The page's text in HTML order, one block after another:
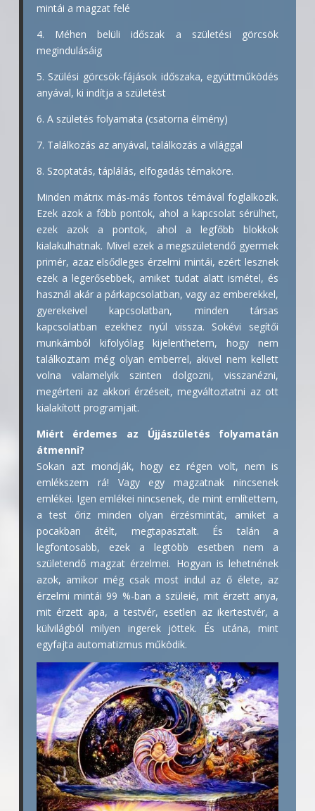
mintái a magzat felé
4. Méhen belüli időszak a születési görcsök
megindulásáig
5. Szülési görcsök-fájások időszaka, együttműködés
anyával, ki indítja a születést
6. A születés folyamata (csatorna élmény)
7. Találkozás az anyával, találkozás a világgal
8. Szoptatás, táplálás, elfogadás témaköre.
Minden mátrix más-más fontos témával foglalkozik.
Ezek azok a főbb pontok, ahol a kapcsolat sérülhet,
ezek azok a pontok, ahol a legfőbb blokkok
kialakulhatnak. Mivel ezek a megszületendő gyermek
primér, azaz elsődleges érzelmi mintái, ezért lesznek
ezek a legerősebbek, amiket tudat alatt ismétel, és
használ akár a párkapcsolatban, vagy az emberekkel,
gyerekeivel kapcsolatban, minden társas
kapcsolatban ezekhez nyúl vissza. Sokévi segítői
munkámból kifolyólag kijelenthetem, hogy nem
találkoztam még olyan emberrel, akivel nem kellett
volna valamelyik szinten dolgozni, visszanézni,
megérteni az akkori érzéseit, megváltoztatni az ott
kialakított programjait.
Miért érdemes az Újjászületés folyamatán
átmenni?
Sokan azt mondják, hogy ez régen volt, nem is
emlékszem rá! Vagy egy magzatnak nincsenek
emlékei. Igen emlékei nincsenek, de mint említettem,
a test őriz minden olyan érzésmintát, amiket a
pocakban átélt, megtapasztalt. És talán a
legfontosabb, ezek a legtöbb esetben nem a
születendő magzat érzelmei. Hogyan is lehetnének
azok, amikor még csak most indul az ő élete, az
érzelmi mintái 99 %-ban a szüleié, mit érzett anya,
mit érzett apa, a testvér, esetlen az ikertestvér, a
külvilágból milyen ingerek jöttek. És utána, mint
egyfajta automatizmus működik.